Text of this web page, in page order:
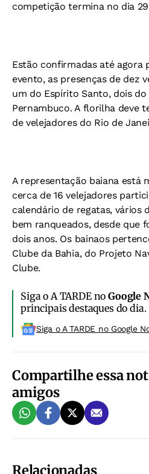
competição termina no dia
Estão confirmadas até agora
evento, as presenças de dez
um do Espírito Santo, dois do
Pernambuco. A florilha deve
de velejadores do Rio de
A representação baiana está
cerca de 16 velejadores
calendário de regatas, vários
bem ranqueados, desde que
dois anos. Os bainaos
Clube da Bahia, do Projeto
Clube.
Siga o A TARDE noGoogle
principais destaques do dia.
Siga o A TARDE no Google
Compartilhe essa
amigos
Relacionadas